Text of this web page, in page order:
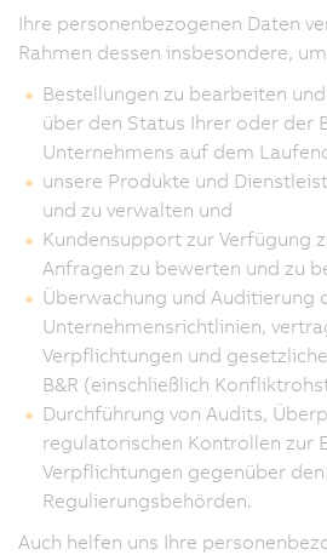
Ihre personenbezogenen Daten
Rahmen dessen insbesondere,
Bestellungen zu bearbeiten
über den Status Ihrer oder der
Unternehmens auf dem
unsere Produkte und
und zu verwalten und
Kundensupport zur Verfügung
Anfragen zu bewerten und zu
Überwachung und Auditierung
Unternehmensrichtlinien,
Verpflichtungen und
B&R (einschließlich
Durchführung von Audits,
regulatorischen Kontrollen zur
Verpflichtungen gegenüber den
Regulierungsbehörden.
Auch helfen uns Ihre